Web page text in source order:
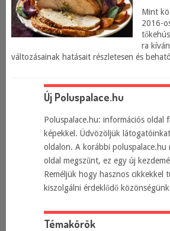
Mint
2016-
ra
változásainak hatásait részletesen és
Új Poluspalace.hu
Poluspalace.hu: információs oldal
képekkel. Üdvözöljük
oldalon. A korábbi poluspalace.hu
oldal megszűnt, ez egy új
Reméljük hogy hasznos cikkekkel
kiszolgálni érdeklődő
Témakörök